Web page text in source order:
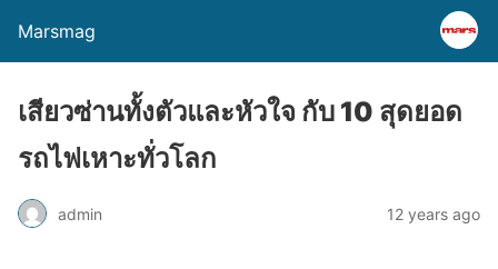
Marsmag
เสียวซ่านทั้งตัวและหัวใจ กับ 10 สุดยอด
รถไฟเหาะทั่วโลก
admin 12 years ago